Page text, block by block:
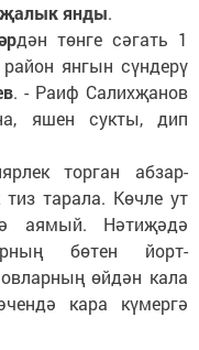
янды.
дән төнге сәгать 1
янгын сүндерү
. - Раиф Салихҗанов
яшен сукты, дип
торган абзар-
тарала. Көчле ут
аямый. Нәтиҗәдә
бөтен йорт-
өйдән кала
кара күмергә